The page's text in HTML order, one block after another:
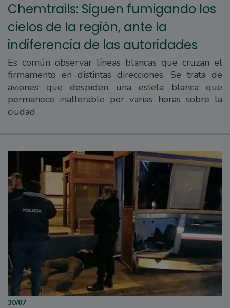
Chemtrails: Siguen fumigando los
cielos de la región, ante la
indiferencia de las autoridades
Es común observar líneas blancas que cruzan el
firmamento en distintas direcciones. Se trata de
aviones que despiden una estela blanca que
permanece inalterable por varias horas sobre la
ciudad.
30/07